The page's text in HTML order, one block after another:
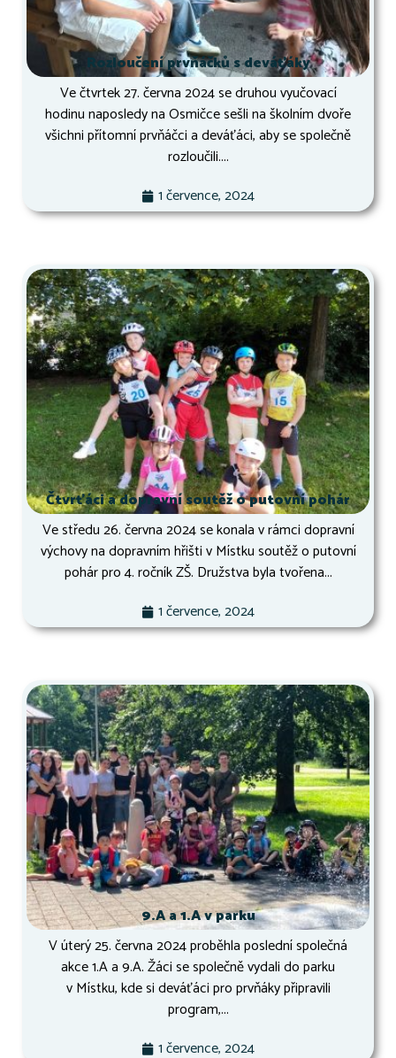
Rozloučení prvňáčků s deváťáky
Ve čtvrtek 27. června 2024 se druhou vyučovací
hodinu naposledy na Osmičce sešli na školním dvoře
všichni přítomní prvňáčci a deváťáci, aby se společně
rozloučili....
1 července, 2024
Čtvrťáci a dopravní soutěž o putovní pohár
Ve středu 26. června 2024 se konala v rámci dopravní
výchovy na dopravním hřišti v Místku soutěž o putovní
pohár pro 4. ročník ZŠ. Družstva byla tvořena...
1 července, 2024
9.A a 1.A v parku
V úterý 25. června 2024 proběhla poslední společná
akce 1.A a 9.A. Žáci se společně vydali do parku
v Místku, kde si deváťáci pro prvňáky připravili
program,...
1 července, 2024